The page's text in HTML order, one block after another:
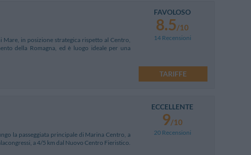
in posizione strategica rispetto al Centro,
della Romagna, ed è luogo ideale per una
FAVOLOSO
8.5/10
14 Recensioni
TARIFFE
la passeggiata principale di Marina Centro, a
a 4/5 km dal Nuovo Centro Fieristico.
ECCELLENTE
9/10
20 Recensioni